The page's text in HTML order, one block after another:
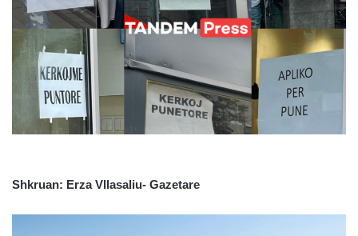
Shkruan: Erza Vllasaliu- Gazetare